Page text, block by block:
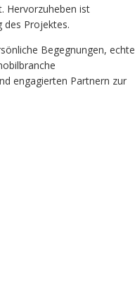
Hervorzuheben ist
des Projektes.
Begegnungen, echte
engagierten Partnern zur